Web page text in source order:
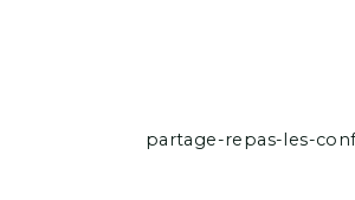
partage-repas-les-